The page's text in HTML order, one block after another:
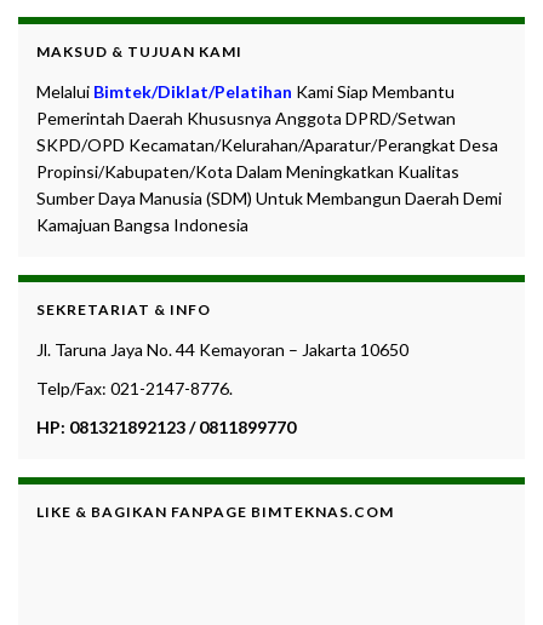
MAKSUD & TUJUAN KAMI
Melalui Bimtek/Diklat/Pelatihan Kami Siap Membantu
Pemerintah Daerah Khususnya Anggota DPRD/Setwan
SKPD/OPD Kecamatan/Kelurahan/Aparatur/Perangkat Desa
Propinsi/Kabupaten/Kota Dalam Meningkatkan Kualitas
Sumber Daya Manusia (SDM) Untuk Membangun Daerah Demi
Kamajuan Bangsa Indonesia
SEKRETARIAT & INFO
Jl. Taruna Jaya No. 44 Kemayoran – Jakarta 10650
Telp/Fax: 021-2147-8776.
HP: 081321892123 / 0811899770
LIKE & BAGIKAN FANPAGE BIMTEKNAS.COM